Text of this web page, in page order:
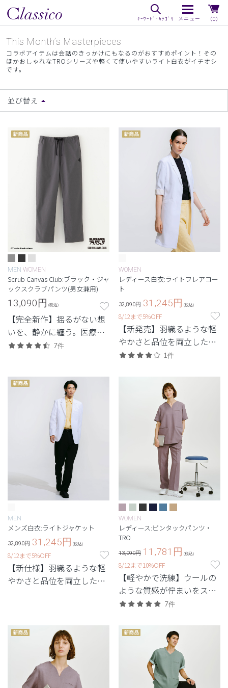
（0）
This Month’s Masterpieces
コラボアイテムは会話のきっかけにもなるのがおすすめポイント！その
ほかおしゃれなTROシリーズや軽くて使いやすいライト白衣がイチオシ
です。
並び替え
MEN WOMEN
Scrub Canvas Club:ブラック・ジャ
ックスクラブパンツ(男女兼用)
13,090円 (税込)
【完全新作】揺るがない想
いを、静かに纏う。医療漫
画の不朽の名作とのコラボ
7件
WOMEN
レディース白衣:ライトフレアコー
ト
32,890円 31,245円 (税込)
8/12まで5%OFF
【新発売】羽織るような軽
やかさと品位を両立した、
最軽量級の白衣。
1件
MEN
メンズ白衣:ライトジャケット
32,890円 31,245円 (税込)
8/12まで5%OFF
【新仕様】羽織るような軽
やかさと品位を両立した、
WOMEN
レディース:ピンタックパンツ・
TRO
13,090円 11,781 円 (税込)
8/12まで10%OFF
【軽やかで洗練】ウールの
ような質感が佇まいをスマ
ートに引き立てる定番シリ
7件